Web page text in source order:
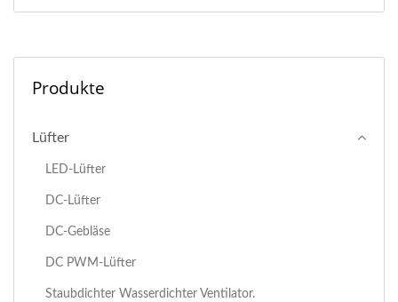
Produkte
Lüfter
LED-Lüfter
DC-Lüfter
DC-Gebläse
DC PWM-Lüfter
Staubdichter Wasserdichter Ventilator.